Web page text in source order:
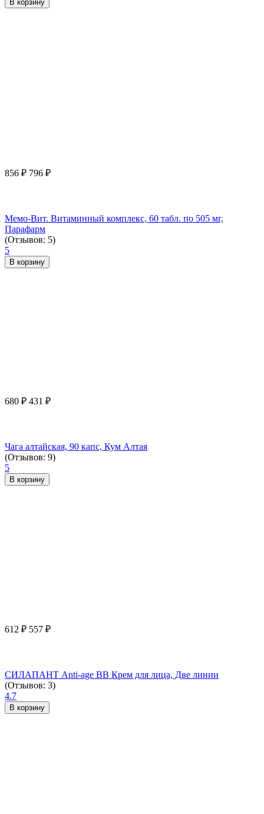
В корзину
856 ₽ 796 ₽
Мемо-Вит. Витаминный комплекс, 60 табл. по 505 мг,
Парафарм
(Отзывов: 5)
5
В корзину
680 ₽ 431 ₽
Чага алтайская, 90 капс, Кум Алтая
(Отзывов: 9)
5
В корзину
612 ₽ 557 ₽
СИЛАПАНТ Anti-age ВВ Крем для лица, Две линии
(Отзывов: 3)
4.7
В корзину